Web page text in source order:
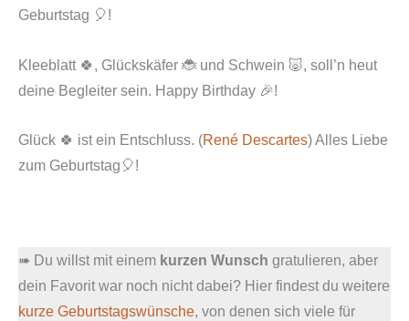
Geburtstag 🎈!
Kleeblatt 🍀, Glückskäfer 🐞 und Schwein 🐷, soll’n heut
deine Begleiter sein. Happy Birthday 🎉!
Glück 🍀 ist ein Entschluss. (René Descartes) Alles Liebe
zum Geburtstag🎈!
➠ Du willst mit einem kurzen Wunsch gratulieren, aber
dein Favorit war noch nicht dabei? Hier findest du weitere
kurze Geburtstagswünsche, von denen sich viele für